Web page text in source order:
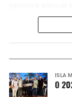
Fuente: 5to
Ley Nacional
mediante la
Simplificación y
trámites, reducir
ISLA
ISLEÑO 2026